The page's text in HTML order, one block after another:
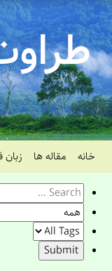
خانه مقاله ها زبان